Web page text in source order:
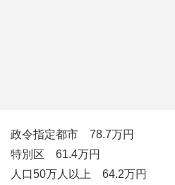
政令指定都市 78.7万円
特別区 61.4万円
人口50万人以上 64.2万円